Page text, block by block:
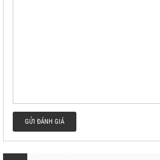
GỬI ĐÁNH GIÁ